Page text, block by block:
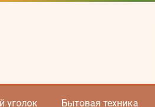
уголок Бытовая техника